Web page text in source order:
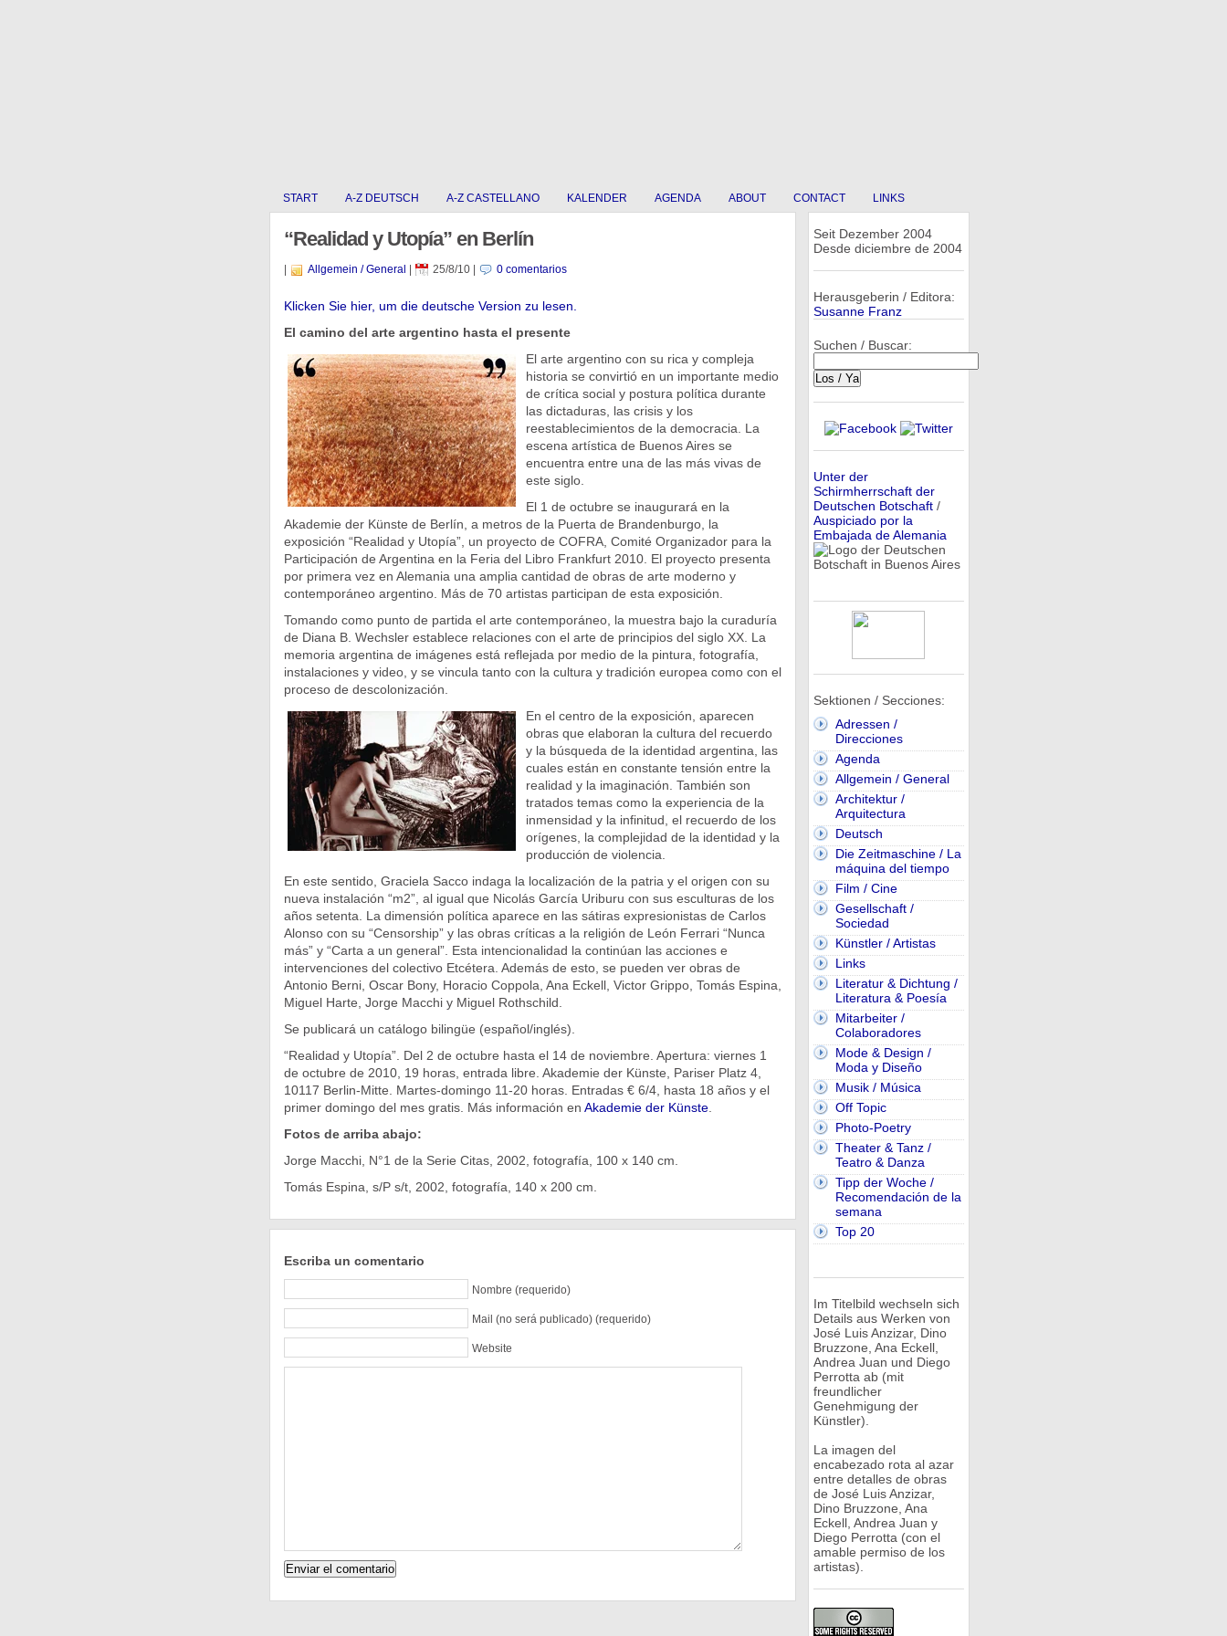
START A-Z DEUTSCH A-Z CASTELLANO KALENDER AGENDA ABOUT CONTACT LINKS
“Realidad y Utopía” en Berlín
Allgemein / General 25/8/10| 0 comentarios
Klicken Sie hier, um die deutsche Version zu lesen.
El camino del arte argentino hasta el presente
El arte argentino con su rica y compleja
historia se convirtió en un importante medio
de crítica social y postura política durante
las dictaduras, las crisis y los
reestablecimientos de la democracia. La
escena artística de Buenos Aires se
encuentra entre una de las más vivas de
este siglo.
El 1 de octubre se inaugurará en la
Akademie der Künste de Berlín, a metros de la Puerta de Brandenburgo, la
exposición “Realidad y Utopía”, un proyecto de COFRA, Comité Organizador para la
Participación de Argentina en la Feria del Libro Frankfurt 2010. El proyecto presenta
por primera vez en Alemania una amplia cantidad de obras de arte moderno y
contemporáneo argentino. Más de 70 artistas participan de esta exposición.
Tomando como punto de partida el arte contemporáneo, la muestra bajo la curaduría
de Diana B. Wechsler establece relaciones con el arte de principios del siglo XX. La
memoria argentina de imágenes está reflejada por medio de la pintura, fotografía,
instalaciones y video, y se vincula tanto con la cultura y tradición europea como con el
proceso de descolonización.
En el centro de la exposición, aparecen
obras que elaboran la cultura del recuerdo
y la búsqueda de la identidad argentina, las
cuales están en constante tensión entre la
realidad y la imaginación. También son
tratados temas como la experiencia de la
inmensidad y la infinitud, el recuerdo de los
orígenes, la complejidad de la identidad y la
producción de violencia.
En este sentido, Graciela Sacco indaga la localización de la patria y el origen con su
nueva instalación “m2”, al igual que Nicolás García Uriburu con sus esculturas de los
años setenta. La dimensión política aparece en las sátiras expresionistas de Carlos
Alonso con su “Censorship” y las obras críticas a la religión de León Ferrari “Nunca
más” y “Carta a un general”. Esta intencionalidad la continúan las acciones e
intervenciones del colectivo Etcétera. Además de esto, se pueden ver obras de
Antonio Berni, Oscar Bony, Horacio Coppola, Ana Eckell, Victor Grippo, Tomás Espina,
Miguel Harte, Jorge Macchi y Miguel Rothschild.
Se publicará un catálogo bilingüe (español/inglés).
“Realidad y Utopía”. Del 2 de octubre hasta el 14 de noviembre. Apertura: viernes 1
de octubre de 2010, 19 horas, entrada libre. Akademie der Künste, Pariser Platz 4,
10117 Berlin-Mitte. Martes-domingo 11-20 horas. Entradas € 6/4, hasta 18 años y el
primer domingo del mes gratis. Más información en Akademie der Künste.
Fotos de arriba abajo:
Jorge Macchi, N°1 de la Serie Citas, 2002, fotografía, 100 x 140 cm.
Tomás Espina, s/P s/t, 2002, fotografía, 140 x 200 cm.
Escriba un comentario
Nombre (requerido)
Mail (no será publicado) (requerido)
Website
Seit Dezember 2004
Desde diciembre de 2004
Herausgeberin / Editora:
Susanne Franz
Suchen / Buscar:
Unter der
Schirmherrschaft der
Deutschen Botschaft/
Auspiciado por la
Embajada de Alemania
Sektionen / Secciones:
Adressen /
Direcciones
Agenda
Allgemein / General
Architektur /
Arquitectura
Deutsch
Die Zeitmaschine / La
máquina del tiempo
Film / Cine
Gesellschaft /
Sociedad
Künstler / Artistas
Links
Literatur & Dichtung /
Literatura & Poesía
Mitarbeiter /
Colaboradores
Mode & Design /
Moda y Diseño
Musik / Música
Off Topic
Photo-Poetry
Theater & Tanz /
Teatro & Danza
Tipp der Woche /
Recomendación de la
semana
Top 20
Im Titelbild wechseln sich
Details aus Werken von
José Luis Anzizar, Dino
Bruzzone, Ana Eckell,
Andrea Juan und Diego
Perrotta ab (mit
freundlicher
Genehmigung der
Künstler).
La imagen del
encabezado rota al azar
entre detalles de obras
de José Luis Anzizar,
Dino Bruzzone, Ana
Eckell, Andrea Juan y
Diego Perrotta (con el
amable permiso de los
artistas).